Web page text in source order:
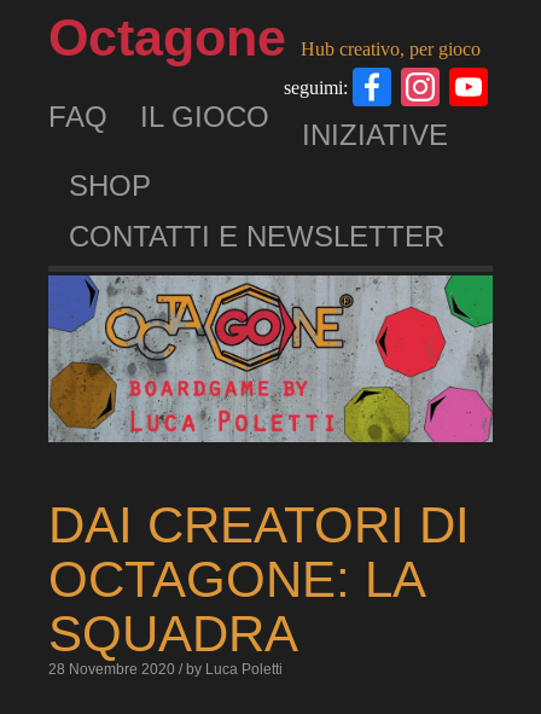
Octagone
Hub creativo, per gioco
seguimi:
Facebook
FAQ IL GIOCO
INIZIATIVE
SHOP
CONTATTI E NEWSLETTER
DAI CREATORI DI
OCTAGONE: LA
SQUADRA
28 Novembre 2020 / by Luca Poletti